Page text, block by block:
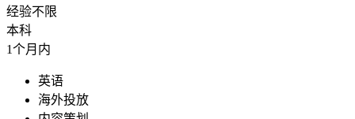
经验不限
本科
1个月内
英语
海外投放